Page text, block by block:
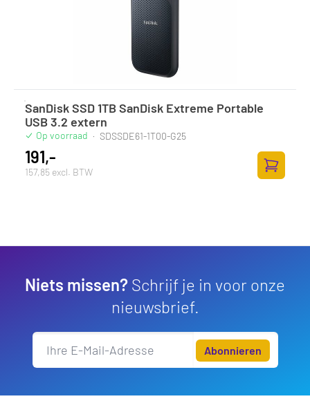
SanDisk SSD 1TB SanDisk Extreme Portable
USB 3.2 extern
Op voorraad · SDSSDE61-1T00-G25
191,-
157,85 excl. BTW
Zum
Niets missen? Schrijf je in voor onze
nieuwsbrief.
Abonnieren